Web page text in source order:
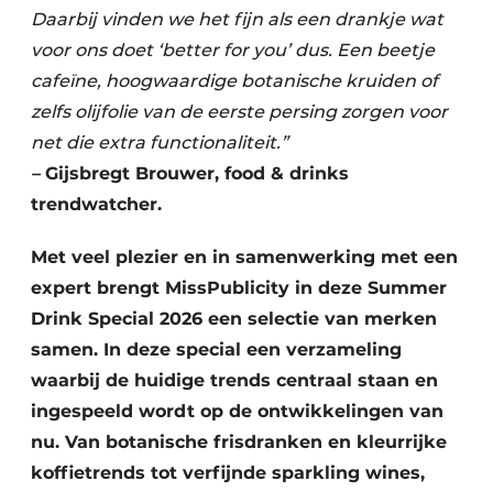
Daarbij vinden we het fijn als een drankje wat
voor ons doet ‘better for you’ dus. Een beetje
cafeïne, hoogwaardige botanische kruiden of
zelfs olijfolie van de eerste persing zorgen voor
net die extra functionaliteit.”
–Gijsbregt Brouwer, food & drinks
trendwatcher.
Met veel plezier en in samenwerking met een
expert brengt MissPublicity in deze Summer
Drink Special 2026 een selectie van merken
samen. In deze special een verzameling
waarbij de huidige trends centraal staan en
ingespeeld wordt op de ontwikkelingen van
nu. Van botanische frisdranken en kleurrijke
koffietrends tot verfijnde sparkling wines,